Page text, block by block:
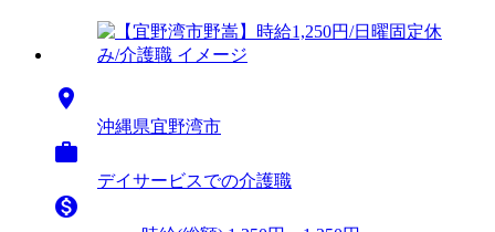

沖縄県宜野湾市

デイサービスでの介護職
